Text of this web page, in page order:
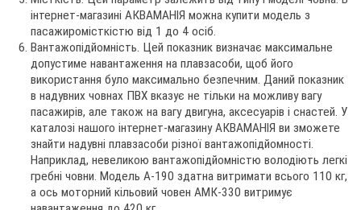
інтернет-магазині АКВАМАНІЯ можна купити модель з
пасажиромісткістю від 1 до 4 осіб.
Вантажопідйомність. Цей показник визначає максимальне
допустиме навантаження на плавзасоби, щоб його
використання було максимально безпечним. Даний показник
в надувних човнах ПВХ вказує не тільки на можливу вагу
пасажирів, але також на вагу двигуна, аксесуарів і снастей. У
каталозі нашого інтернет-магазину АКВАМАНІЯ ви зможете
знайти надувні плавзасоби різної вантажопідйомності.
Наприклад, невеликою вантажопідйомністю володіють легкі
гребні човни. Модель А-190 здатна витримати всього 110 кг,
а ось моторний кільовий човен АМК-330 витримує